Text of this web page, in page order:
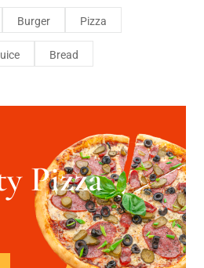
Burger Pizza
Bread
Pizza